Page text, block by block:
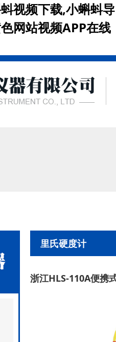
视频下载,小蝌蚪导
网站视频APP在线
里氏硬度计
浙江HLS-110A便携